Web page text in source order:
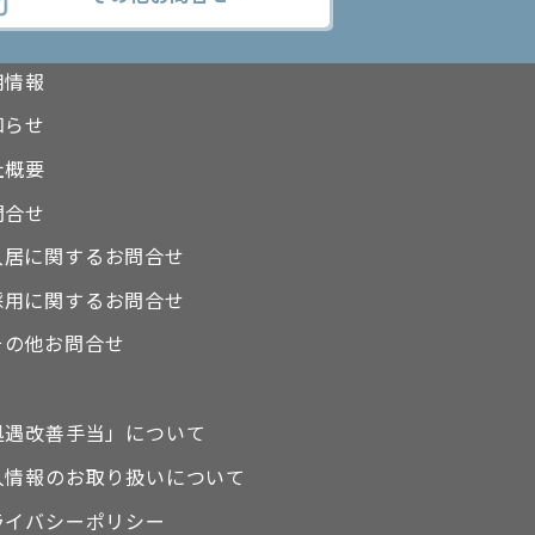
覧
報
せ
要
せ
居に関するお問合せ
に関するお問合せ
の他お問合せ
遇改善手当」について
情報のお取り扱いについて
イバシーポリシー